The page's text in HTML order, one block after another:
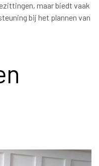
maar biedt vaak
bij het plannen van